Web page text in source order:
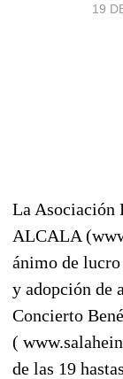
19
La Asociación
ALCALA
ánimo de
y adopción de
Concierto
(
de las 19